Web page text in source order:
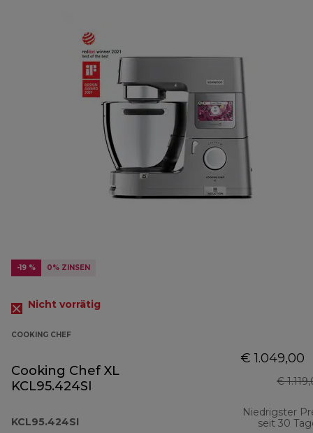
-19 % 0% ZINSEN
Nicht vorrätig
COOKING CHEF
Cooking Chef XL
KCL95.424SI
KCL95.424SI
€ 1.049,00
€
Niedrigster
seit 30